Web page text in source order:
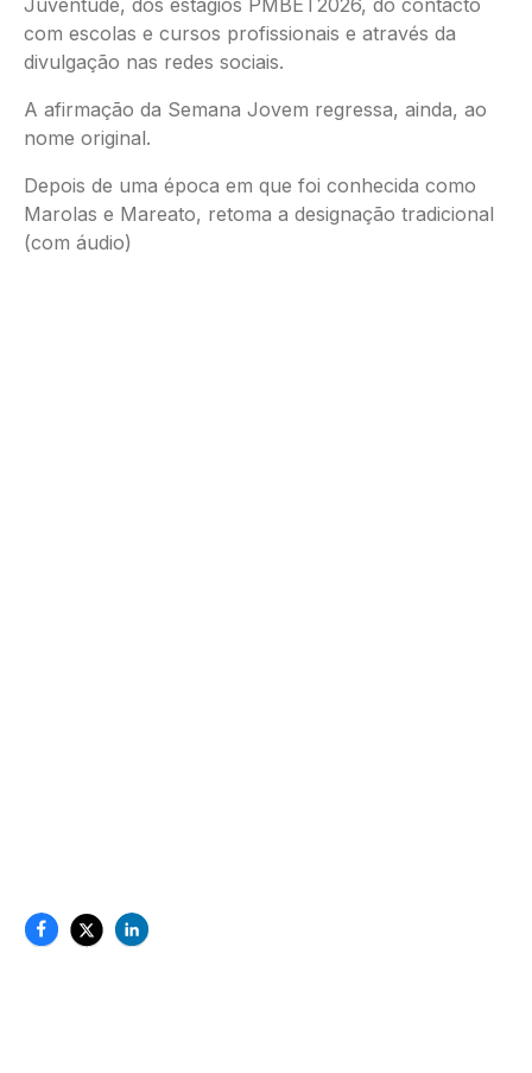
com escolas e cursos profissionais e através da
divulgação nas redes sociais.
A afirmação da Semana Jovem regressa, ainda, ao
nome original.
Depois de uma época em que foi conhecida como
Marolas e Mareato, retoma a designação tradicional
(com áudio)